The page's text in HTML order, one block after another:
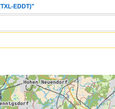
EDDT)"